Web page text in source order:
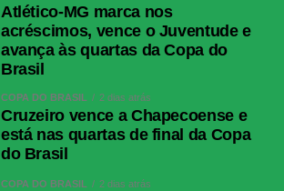
Atlético-MG marca nos
acréscimos, vence o Juventude e
avança às quartas da Copa do
Brasil
COPA DO BRASIL 2 dias atrás
Cruzeiro vence a Chapecoense e
está nas quartas de final da Copa
do Brasil
COPA DO BRASIL 2 dias atrás